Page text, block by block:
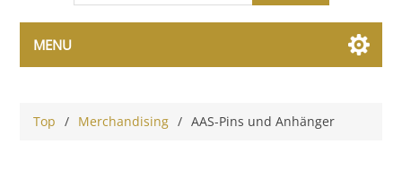
MENU
Top / Merchandising / AAS-Pins und Anhänger